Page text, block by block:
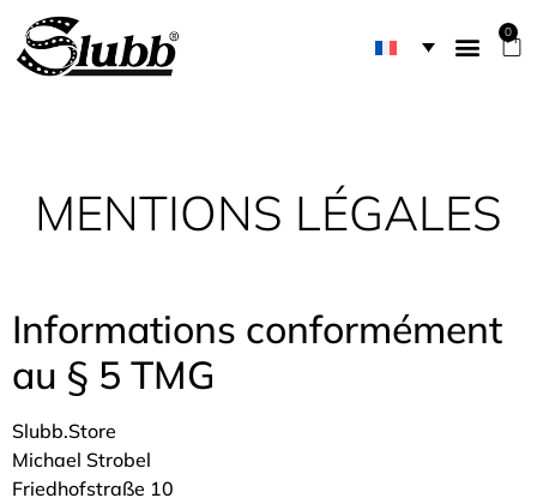
0
MENTIONS LÉGALES
Informations conformément
au § 5 TMG
Slubb.Store
Michael Strobel
Friedhofstraße 10